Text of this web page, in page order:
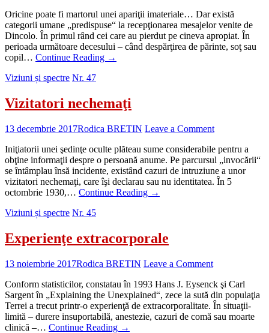
Oricine poate fi martorul unei apariţii imateriale… Dar există
categorii umane „predispuse“ la recepţionarea mesajelor venite de
Dincolo. În primul rând cei care au pierdut pe cineva apropiat. În
perioada următoare decesului – când despărţirea de părinte, soţ sau
copil… Continue Reading →
Viziuni și spectre Nr. 47
Vizitatori nechemaţi
13 decembrie 2017Rodica BRETIN Leave a Comment
Iniţiatorii unei şedinţe oculte plăteau sume considerabile pentru a
obţine informaţii despre o persoană anume. Pe parcursul „invocării“
se întâmplau însă incidente, existând cazuri de intruziune a unor
vizitatori nechemaţi, care îşi declarau sau nu identitatea. În 5
octombrie 1930,… Continue Reading →
Viziuni și spectre Nr. 45
Experienţe extracorporale
13 noiembrie 2017Rodica BRETIN Leave a Comment
Conform statisticilor, constatau în 1993 Hans J. Eysenck şi Carl
Sargent în „Explaining the Unexplained“, zece la sută din populaţia
Terrei a trecut printr-o experienţă de extracorporalitate. În situaţii-
limită – durere insuportabilă, anestezie, cazuri de comă sau moarte
clinică –… Continue Reading →